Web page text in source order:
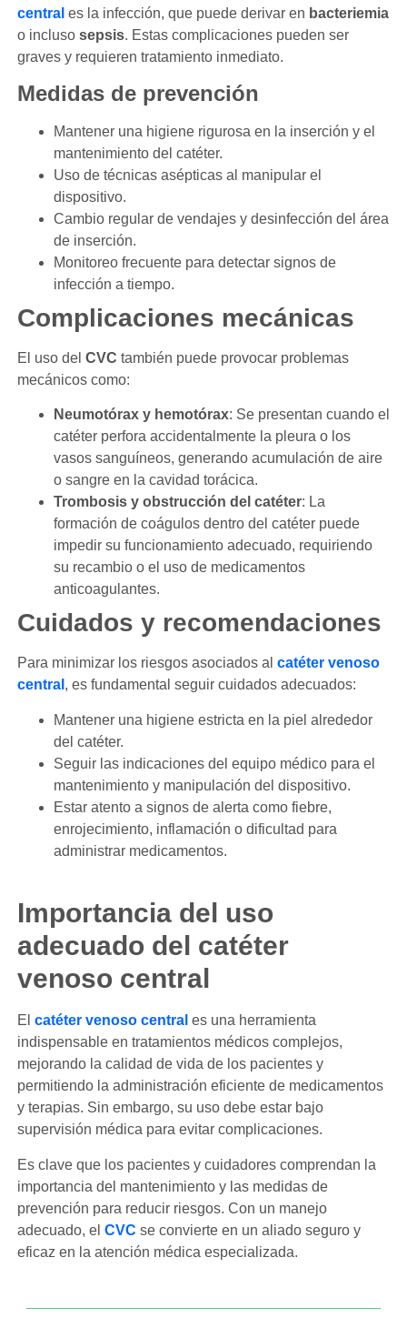
central es la infección, que puede derivar en bacteriemia
o incluso sepsis. Estas complicaciones pueden ser
graves y requieren tratamiento inmediato.
Medidas de prevención
Mantener una higiene rigurosa en la inserción y el
mantenimiento del catéter.
Uso de técnicas asépticas al manipular el
dispositivo.
Cambio regular de vendajes y desinfección del área
de inserción.
Monitoreo frecuente para detectar signos de
infección a tiempo.
Complicaciones mecánicas
El uso del CVC también puede provocar problemas
mecánicos como:
Neumotórax y hemotórax: Se presentan cuando el
catéter perfora accidentalmente la pleura o los
vasos sanguíneos, generando acumulación de aire
o sangre en la cavidad torácica.
Trombosis y obstrucción del catéter: La
formación de coágulos dentro del catéter puede
impedir su funcionamiento adecuado, requiriendo
su recambio o el uso de medicamentos
anticoagulantes.
Cuidados y recomendaciones
Para minimizar los riesgos asociados al catéter venoso
central , es fundamental seguir cuidados adecuados:
Mantener una higiene estricta en la piel alrededor
del catéter.
Seguir las indicaciones del equipo médico para el
mantenimiento y manipulación del dispositivo.
Estar atento a signos de alerta como fiebre,
enrojecimiento, inflamación o dificultad para
administrar medicamentos.
Importancia del uso
adecuado del catéter
venoso central
El catéter venoso central es una herramienta
indispensable en tratamientos médicos complejos,
mejorando la calidad de vida de los pacientes y
permitiendo la administración eficiente de medicamentos
y terapias. Sin embargo, su uso debe estar bajo
supervisión médica para evitar complicaciones.
Es clave que los pacientes y cuidadores comprendan la
importancia del mantenimiento y las medidas de
prevención para reducir riesgos. Con un manejo
adecuado, el CVC se convierte en un aliado seguro y
eficaz en la atención médica especializada.